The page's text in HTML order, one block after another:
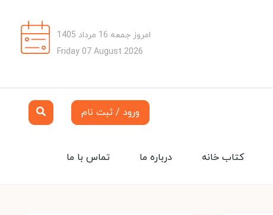
امروز جمعه 16 مرداد 1405
Friday 07 August 2026
ورود / ثبت نام
تماس با ما درباره ما کتاب خانه